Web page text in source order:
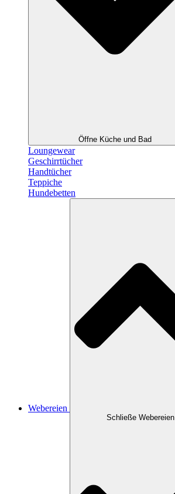
Öffne Küche und Bad
Loungewear
Geschirrtücher
Handtücher
Teppiche
Hundebetten
Webereien
Schließe Webereien